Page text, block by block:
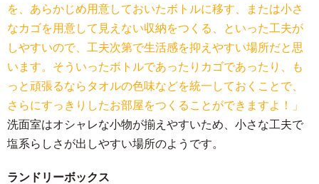
を、あらかじめ用意しておいたボトルに移す、または小さ
なカゴを用意して見えない収納をつくる、といった工夫が
しやすいので、工夫次第で生活感を抑えやすい場所だと思
います。そういったボトルであったりカゴであったり、も
っと頑張るならタオルの色味などを統一しておくことで、
さらにすっきりしたお部屋をつくることができますよ！」
洗面室はオシャレな小物が揃えやすいため、小さな工夫で
塩系らしさが出しやすい場所のようです。
ランドリーボックス